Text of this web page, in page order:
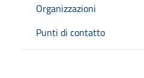
Organizzazioni
Punti di contatto